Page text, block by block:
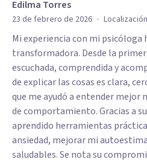
Edilma Torres
23 de febrero de 2026 ·
Mi experiencia con mi
transformadora. Desde la
escuchada, comprendida y
de explicar las cosas es clara,
que me ayudó a entender mejor
de comportamiento. Gracias a
aprendido herramientas
ansiedad, mejorar mi
saludables. Se nota su